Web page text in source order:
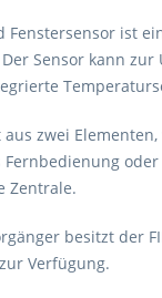
Fenstersensor ist
Sensor kann
aus zwei
Zentrale.
besitzt der
Verfügung.